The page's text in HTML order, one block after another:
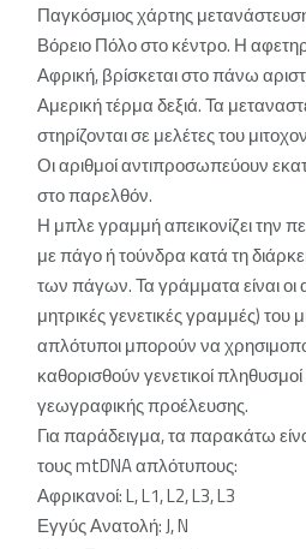
Παγκόσμιος χάρτης
Βόρειο Πόλο στο κέντρο. Η
Αφρική, βρίσκεται στο πάνω
Αμερική τέρμα δεξιά. Τα
στηρίζονται σε μελέτες του
Οι αριθμοί αντιπροσωπεύουν
στο παρελθόν.
Η μπλε γραμμή απεικονίζει την
με πάγο ή τούνδρα κατά τη
των πάγων. Τα γράμματα είναι οι
μητρικές γενετικές γραμμές) του
απλότυποι μπορούν να
καθορισθούν γενετικοί πληθυσμοί
γεωγραφικής προέλευσης.
Για παράδειγμα, τα παρακάτω
τους mtDNA απλότυπους:
Αφρικανοί: L, L1, L2, L3, L3
Εγγύς Ανατολή: J, N